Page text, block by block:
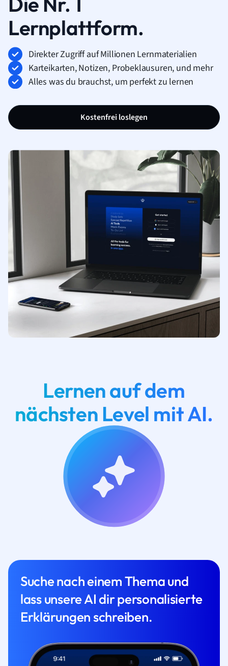
Lernplattform.
Direkter Zugriff auf Millionen Lernmaterialien
Karteikarten, Notizen, Probeklausuren, und mehr
Alles was du brauchst, um perfekt zu lernen
Kostenfrei loslegen
Lernen auf dem
nächsten Level mit AI.
Suche nach einem Thema und
lass unsere AI dir personalisierte
Erklärungen schreiben.